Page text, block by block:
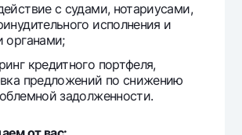
с судами, нотариусами,
исполнения и
органами;
кредитного портфеля,
предложений по снижению
задолженности.